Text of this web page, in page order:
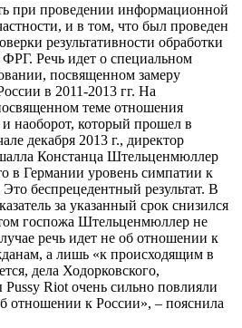
при проведении информационной
и в том, что был проведен
результативности обработки
Речь идет о специальном
посвященном замеру
в 2011-2013 гг. На
теме отношения
наоборот, который прошел в
декабря 2013 г., директор
Констанца Штельценмюллер
в Германии уровень симпатии к
беспрецедентный результат. В
за указанный срок снизился
госпожа Штельценмюллер не
речь идет не об отношении к
а лишь «к происходящим в
дела Ходорковского,
Riot очень сильно повлияли
отношении к России», – пояснила